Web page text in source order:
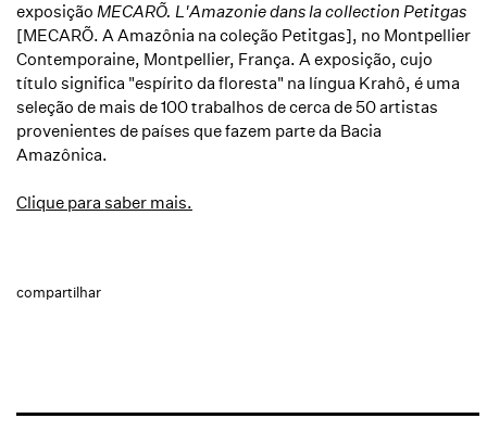
exposição MECARÕ. L'Amazonie dans la collection Petitgas
[MECARÕ. A Amazônia na coleção Petitgas], no Montpellier
Contemporaine, Montpellier, França. A exposição, cujo
título significa "espírito da floresta" na língua Krahô, é uma
seleção de mais de 100 trabalhos de cerca de 50 artistas
provenientes de países que fazem parte da Bacia
Amazônica.
Clique para saber mais.
compartilhar